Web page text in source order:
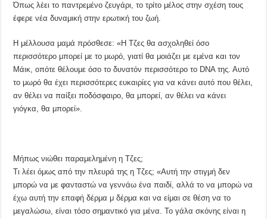
Όπως λέει το παντρεμένο ζευγάρι, το τρίτο μέλος στην σχέση τους
έφερε νέα δυναμική στην ερωτική του ζωή.
Η μέλλουσα μαμά πρόσθεσε: «Η Τζες θα ασχοληθεί όσο
περισσότερο μπορεί με το μωρό, γιατί θα μοιάζει με εμένα και τον
Μάικ, οπότε θέλουμε όσο το δυνατόν περισσότερο το DNA της. Αυτό
το μωρό θα έχει περισσότερες ευκαιρίες για να κάνει αυτό που θέλει,
αν θέλει να παίξει ποδόσφαιρο, θα μπορεί, αν θέλει να κάνει
γιόγκα, θα μπορεί».
Μήπως νιώθει παραμελημένη η Τζες;
Τι λέει όμως από την πλευρά της η Τζες; «Αυτή την στιγμή δεν
μπορώ να με φανταστώ να γεννάω ένα παιδί, αλλά το να μπορώ να
έχω αυτή την επαφή δέρμα μ δέρμα και να είμαι σε θέση να το
μεγαλώσω, είναι τόσο σημαντικό για μένα. Το γάλα σκόνης είναι η